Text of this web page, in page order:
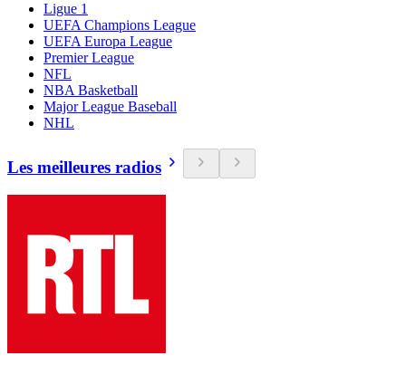
Ligue 1
UEFA Champions League
UEFA Europa League
Premier League
NFL
NBA Basketball
Major League Baseball
NHL
Les meilleures radios